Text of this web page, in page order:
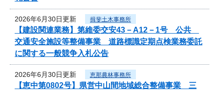
2026年6月30日更新 揖斐土木事務所
【建設関連業務】第維委交安43－A12－1号 公共
交通安全施設等整備事業 道路標識定期点検業務委託
に関する一般競争入札公告
2026年6月30日更新 恵那農林事務所
【恵中第0802号】県営中山間地域総合整備事業 三